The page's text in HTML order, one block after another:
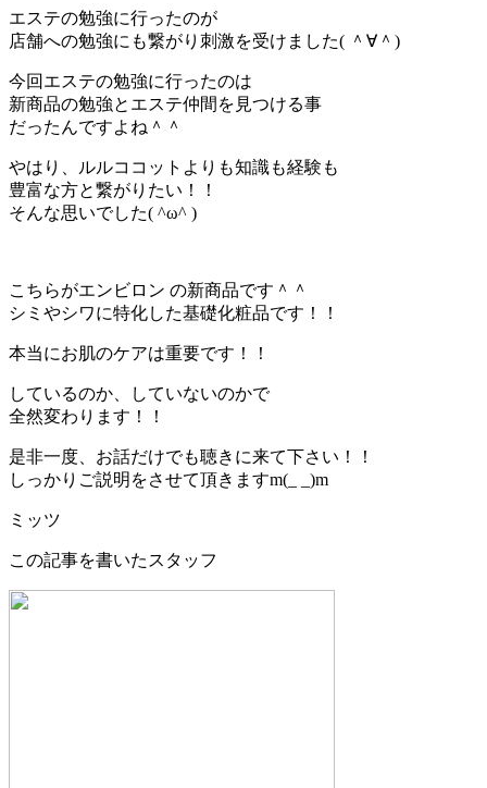
エステの勉強に行ったのが
店舗への勉強にも繋がり刺激を受けました( ＾∀＾)
今回エステの勉強に行ったのは
新商品の勉強とエステ仲間を見つける事
だったんですよね＾＾
やはり、ルルココットよりも知識も経験も
豊富な方と繋がりたい！！
そんな思いでした( ^ω^ )
こちらがエンビロン の新商品です＾＾
シミやシワに特化した基礎化粧品です！！
本当にお肌のケアは重要です！！
しているのか、していないのかで
全然変わります！！
是非一度、お話だけでも聴きに来て下さい！！
しっかりご説明をさせて頂きますm(_ _)m
ミッツ
この記事を書いたスタッフ